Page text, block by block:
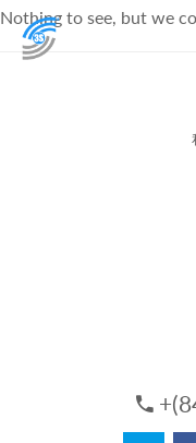
Nothing to see, but we